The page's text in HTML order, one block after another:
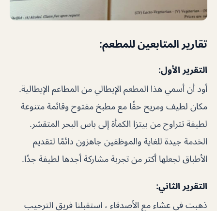
تقارير المتابعين للمطعم:
التقرير الأول:
أود أن أسمي هذا المطعم الإيطالي من المطاعم الإيطالية.
مكان لطيف ومريح حقًا مع مطبخ مفتوح وقائمة متنوعة
لطيفة تتراوح من بيتزا الكمأة إلى باس البحر المتقشر.
الخدمة جيدة للغاية والموظفين جاهزون دائمًا لتقديم
الأطباق لجعلها أكثر من تجربة مشاركة أجدها لطيفة جدًا.
التقرير الثاني:
ذهبت في عشاء مع الأصدقاء ، استقبلنا فريق الترحيب